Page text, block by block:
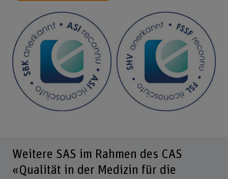
Weitere SAS im Rahmen des CAS
«Qualität in der Medizin für die